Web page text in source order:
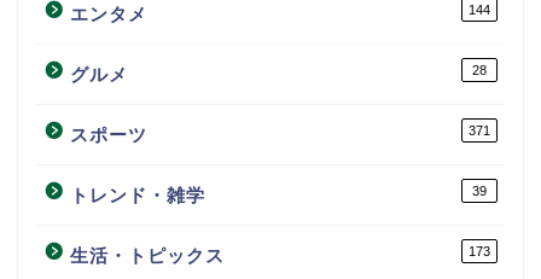
エンタメ 144
グルメ 28
スポーツ 371
トレンド・雑学 39
生活・トピックス 173